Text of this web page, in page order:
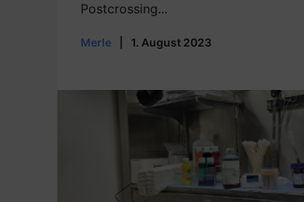
Postcrossing...
Merle 1. August 2023